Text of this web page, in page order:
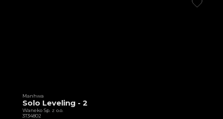
Manhwa
Solo Leveling - 2
Waneko Sp. z o.o.
3T34802